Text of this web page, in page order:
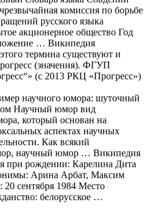
комиссия по борьбе
русского языка
акционерное общество Год
… Википедия
термина существуют и
(значения). ФГУП
(с 2013 РКЦ «Прогресс»)
научного юмора: шуточный
Научный юмор вид
который основан на
аспектах научных
Как всякий
научный юмор … Википедия
рождении: Карелина Дита
Арина Арбат, Максим
сентября 1984 Место
белорусское …